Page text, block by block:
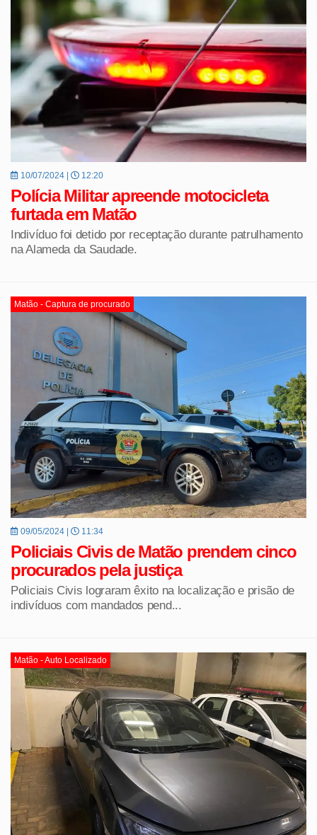
10/07/2024 | 12:20
Polícia Militar apreende motocicleta
furtada em Matão
Indivíduo foi detido por receptação durante patrulhamento
na Alameda da Saudade.
Matão - Captura de procurado
09/05/2024 | 11:34
Policiais Civis de Matão prendem cinco
procurados pela justiça
Policiais Civis lograram êxito na localização e prisão de
indivíduos com mandados pend...
Matão - Auto Localizado